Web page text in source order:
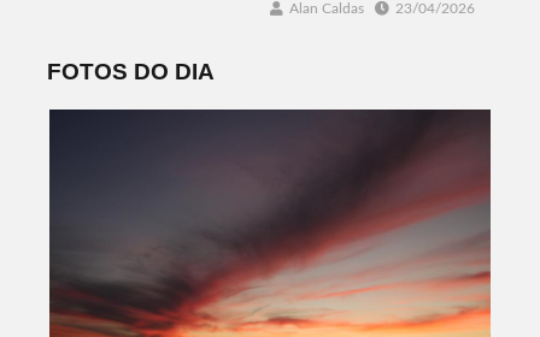
Alan Caldas 23/04/2026
FOTOS DO DIA